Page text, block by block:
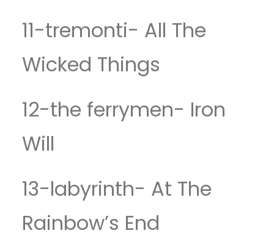
11-tremonti- All The
Wicked Things
12-the ferrymen- Iron
Will
13-labyrinth- At The
Rainbow’s End